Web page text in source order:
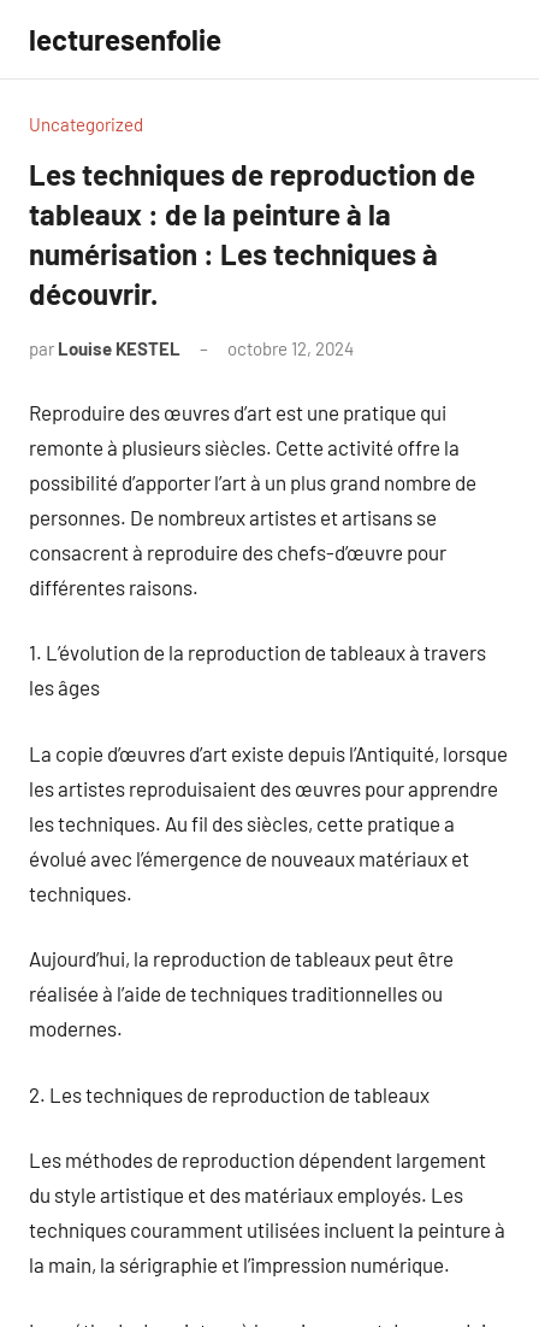
contenu
lecturesenfolie
Uncategorized
Les techniques de reproduction de
tableaux : de la peinture à la
numérisation : Les techniques à
découvrir.
par Louise KESTEL octobre 12, 2024
Reproduire des œuvres d’art est une pratique qui
remonte à plusieurs siècles. Cette activité offre la
possibilité d’apporter l’art à un plus grand nombre de
personnes. De nombreux artistes et artisans se
consacrent à reproduire des chefs-d’œuvre pour
différentes raisons.
1. L’évolution de la reproduction de tableaux à travers
les âges
La copie d’œuvres d’art existe depuis l’Antiquité, lorsque
les artistes reproduisaient des œuvres pour apprendre
les techniques. Au fil des siècles, cette pratique a
évolué avec l’émergence de nouveaux matériaux et
techniques.
Aujourd’hui, la reproduction de tableaux peut être
réalisée à l’aide de techniques traditionnelles ou
modernes.
2. Les techniques de reproduction de tableaux
Les méthodes de reproduction dépendent largement
du style artistique et des matériaux employés. Les
techniques couramment utilisées incluent la peinture à
la main, la sérigraphie et l’impression numérique.